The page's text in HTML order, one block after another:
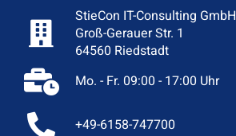
StieCon IT-Consulting GmbH
Groß-Gerauer Str. 1
64560 Riedstadt
Mo. - Fr. 09:00 - 17:00 Uhr
+49-6158-747700